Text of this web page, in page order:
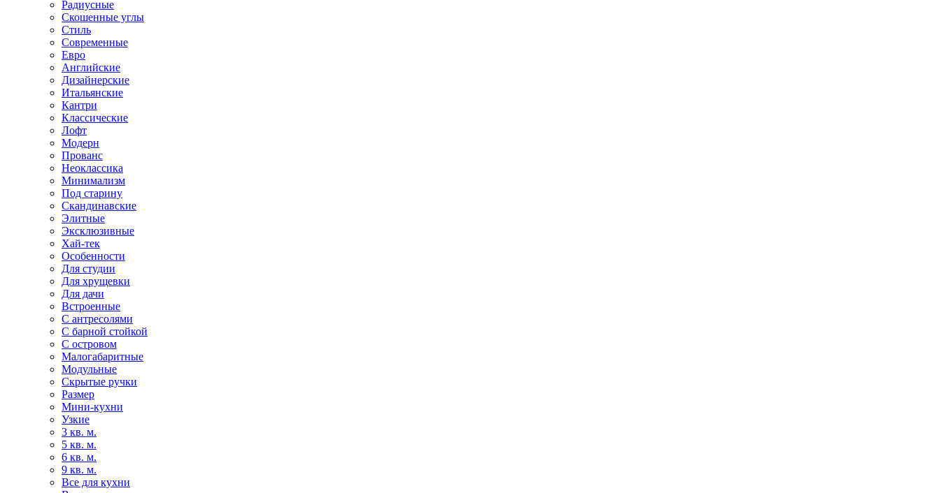
Радиусные
Скошенные углы
Стиль
Современные
Евро
Английские
Дизайнерские
Итальянские
Кантри
Классические
Лофт
Модерн
Прованс
Неоклассика
Минимализм
Под старину
Скандинавские
Элитные
Эксклюзивные
Хай-тек
Особенности
Для студии
Для хрущевки
Для дачи
Встроенные
С антресолями
С барной стойкой
С островом
Малогабаритные
Модульные
Скрытые ручки
Размер
Мини-кухни
Узкие
3 кв. м.
5 кв. м.
6 кв. м.
9 кв. м.
Все для кухни